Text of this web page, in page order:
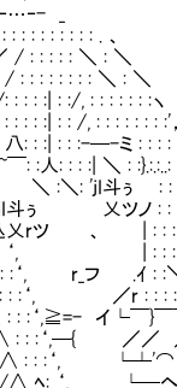
_
: : : . 、
: : : ＼ : ＼
: : : : : : : ＼ : ＼
:| : :/, : : : : : : :ヽ
: : : : : : :'
─-ミ : : : : '
＼ : :}.:.:..: :
'jI斗ぅ㍉ : :
乂ツノ : :
ツ 、 | : : :
‘, | : : : :
フ .ｲ : :＼
／r : : : : :
イ└￣}￣
／／ ／
:‘,
└─ヘ